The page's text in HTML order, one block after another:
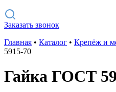
Заказать звонок
Главная • Каталог • Крепёж и
5915-70
Гайка ГОСТ